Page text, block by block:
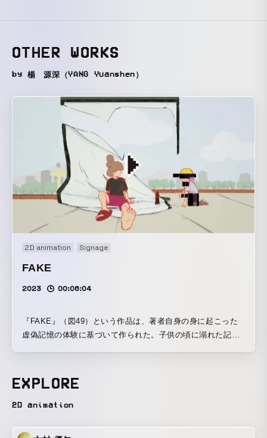
OTHER WORKS
by 楊 源深（YANG Yuanshen）
2D animation Signage
FAKE
2023 00:06:04
『FAKE』（図49）という作品は、著者自身の身に起こった
虚偽記憶の体験に基づいて作られた。子供の頃に溺れた記憶
EXPLORE
2D animation